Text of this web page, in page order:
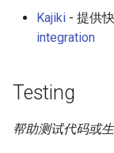
Kajiki - 提供
integration
Testing
帮助测试代码或